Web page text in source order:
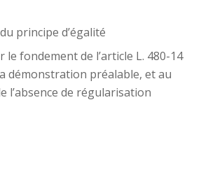
principe d’égalité
le fondement de l’article L. 480-14
démonstration préalable, et au
l’absence de régularisation